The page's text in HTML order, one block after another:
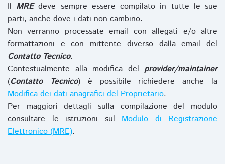
Il MREdeve sempre essere compilato in tutte le sue
parti, anche dove i dati non cambino.
Non verranno processate email con allegati e/o altre
formattazioni e con mittente diverso dalla email del
Contatto Tecnico.
Contestualmente alla modifica del provider/maintainer
(Contatto Tecnico) è possibile richiedere anche la
Modifica dei dati anagrafici del Proprietario.
Per maggiori dettagli sulla compilazione del modulo
consultare le istruzioni sul Modulo di Registrazione
Elettronico (MRE).